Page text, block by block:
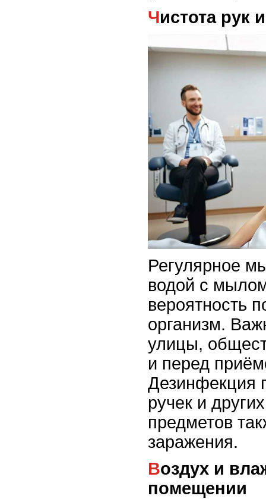
Чистота рук
Регулярное
водой с
вероятность
организм.
улицы,
и перед
Дезинфекция
ручек и
предметов
заражения.
Воздух и влажность в
помещении